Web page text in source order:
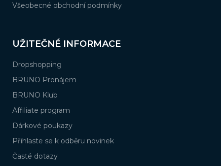
Všeobecné obchodní podmínky
UŽITEČNÉ INFORMACE
Dropshopping
BRUNO Pronájem
BRUNO Klub
Affiliate program
Dárkové poukazy
Přihlaste se k odběru novinek
Časté dotazy